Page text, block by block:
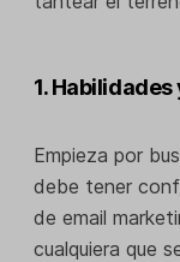
1.
Empieza por
debe tener
de email
cualquiera que